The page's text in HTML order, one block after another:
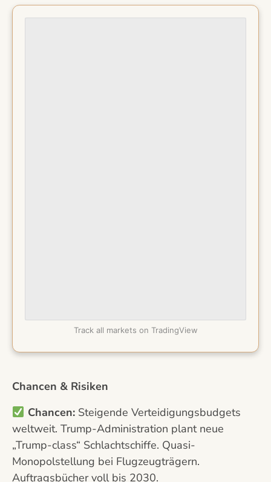
Track all markets on TradingView
Chancen & Risiken
Chancen:Steigende Verteidigungsbudgets
weltweit. Trump-Administration plant neue
„Trump-class“ Schlachtschiffe. Quasi-
Monopolstellung bei Flugzeugträgern.
Auftragsbücher voll bis 2030.